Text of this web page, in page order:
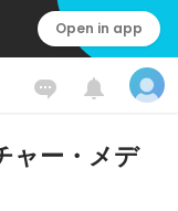
Open in app
ャー・メデ